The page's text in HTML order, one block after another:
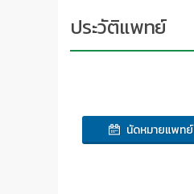
ประวัติแพทย์
นัดหมายแพทย์